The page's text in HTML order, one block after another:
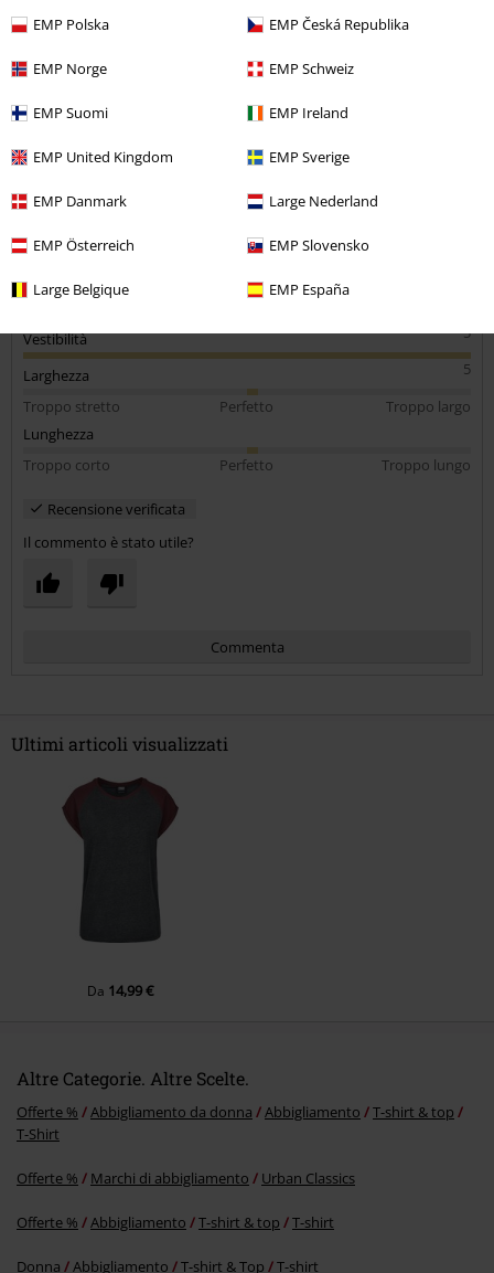
EMP Polska EMP Česká Republika
EMP Norge EMP Schweiz
EMP Suomi EMP Ireland
EMP United Kingdom EMP Sverige
EMP Danmark Large Nederland
EMP Österreich EMP Slovensko
Large Belgique EMP España
Pubblicato in data: martedì, 15 settembre 2020
Altezza in metri: 1.64
Taglia acquistata: M
Perfetta!
Design
5
Vestibilità
5
Larghezza
Troppo stretto
Perfetto
Troppo largo
Lunghezza
Troppo corto
Perfetto Troppo lungo
Recensione verificata
Il commento è stato utile?
Commenta
Ultimi articoli visualizzati
Da 14,99 €
Altre Categorie. Altre Scelte.
Offerte % Abbigliamento da donna Abbigliamento
T-shirt & top
T-Shirt
Offerte % Marchi di abbigliamento Urban Classics
Offerte % Abbigliamento T-shirt & top T-shirt
Donna Abbigliamento T-shirt & Top T-shirt